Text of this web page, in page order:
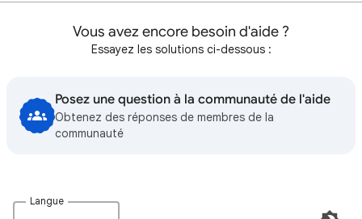
Vous avez encore besoin d'aide ?
Essayez les solutions ci-dessous :
Posez une question à la communauté de l'aide
Obtenez des réponses de membres de la
communauté
Langue